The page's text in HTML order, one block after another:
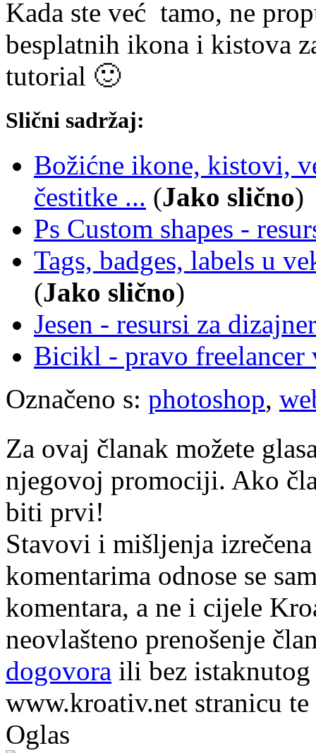
Kada ste već tamo, ne
besplatnih ikona i kistova
tutorial 🙂
Slični sadržaj:
Božićne ikone, kistovi,
čestitke ... (Jako slično)
Ps Custom shapes -
Tags, badges, labels u
(Jako slično)
Jesen - resursi za
Bicikl - pravo freelancer
Označeno s: photoshop,
Za ovaj članak možete
njegovoj promociji. Ako
biti prvi!
Stavovi i mišljenja
komentarima odnose se
komentara, a ne i cijele
neovlašteno prenošenje
dogovora ili bez
www.kroativ.net stranicu te
Oglas